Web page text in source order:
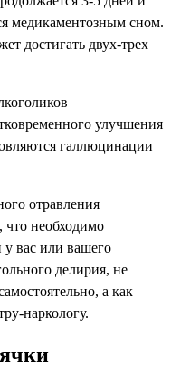
медикаментозным сном.
достигать двух-трех
улучшения
галлюцинации
отравления
что необходимо
вас или вашего
делирия, не
а как
наркологу.